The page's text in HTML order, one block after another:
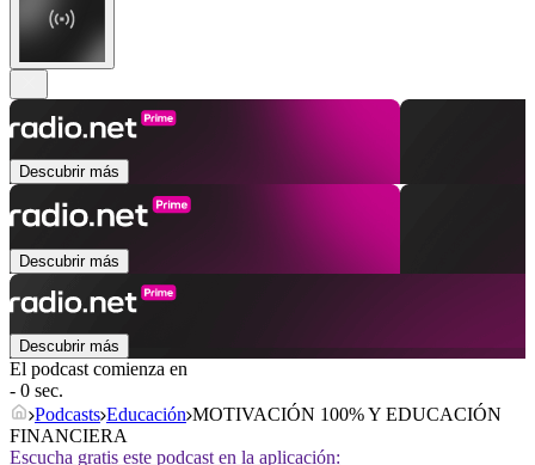
Descubrir más
Descubrir más
Descubrir más
El podcast comienza en
- 0 sec.
Podcasts Educación MOTIVACIÓN 100% Y EDUCACIÓN
FINANCIERA
Escucha gratis este podcast en la aplicación: